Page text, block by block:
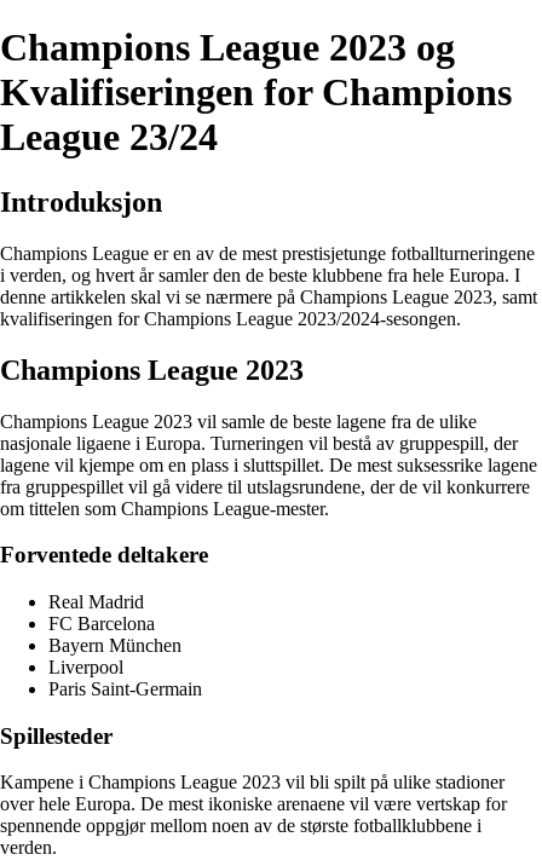
Champions League 2023 og
Kvalifiseringen for Champions
League 23/24
Introduksjon
Champions League er en av de mest prestisjetunge fotballturneringene
i verden, og hvert år samler den de beste klubbene fra hele Europa. I
denne artikkelen skal vi se nærmere på Champions League 2023, samt
kvalifiseringen for Champions League 2023/2024-sesongen.
Champions League 2023
Champions League 2023 vil samle de beste lagene fra de ulike
nasjonale ligaene i Europa. Turneringen vil bestå av gruppespill, der
lagene vil kjempe om en plass i sluttspillet. De mest suksessrike lagene
fra gruppespillet vil gå videre til utslagsrundene, der de vil konkurrere
om tittelen som Champions League-mester.
Forventede deltakere
Real Madrid
FC Barcelona
Bayern München
Liverpool
Paris Saint-Germain
Spillesteder
Kampene i Champions League 2023 vil bli spilt på ulike stadioner
over hele Europa. De mest ikoniske arenaene vil være vertskap for
spennende oppgjør mellom noen av de største fotballklubbene i
verden.